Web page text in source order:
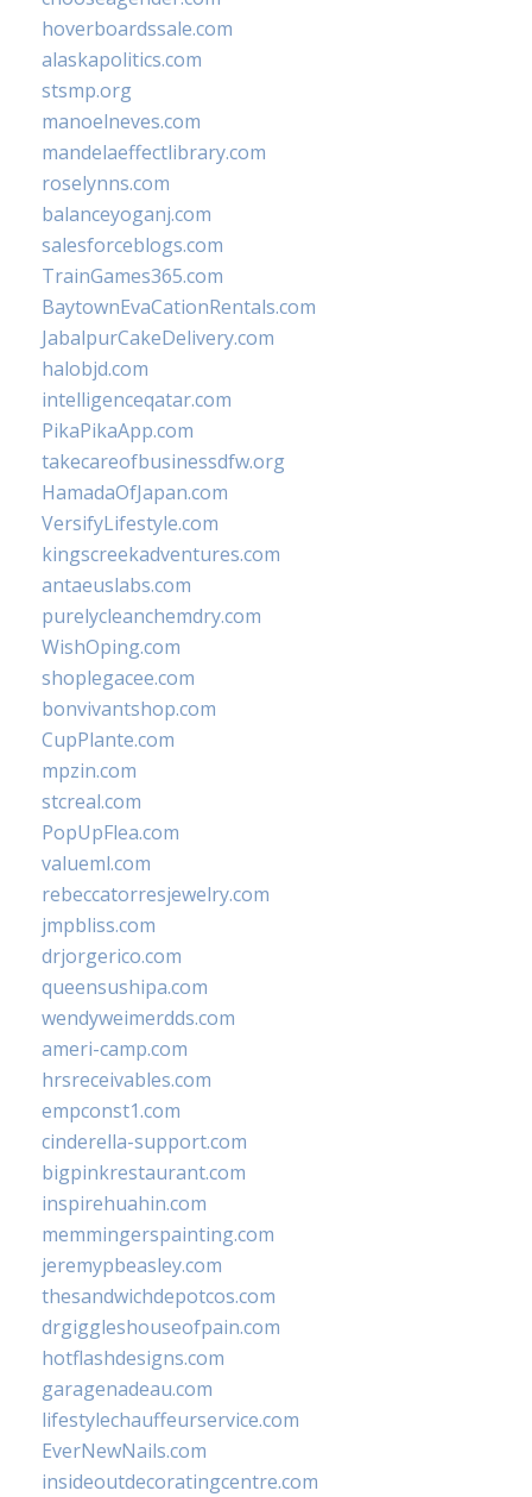
hoverboardssale.com
alaskapolitics.com
stsmp.org
manoelneves.com
mandelaeffectlibrary.com
roselynns.com
balanceyoganj.com
salesforceblogs.com
TrainGames365.com
BaytownEvaCationRentals.com
JabalpurCakeDelivery.com
halobjd.com
intelligenceqatar.com
PikaPikaApp.com
takecareofbusinessdfw.org
HamadaOfJapan.com
VersifyLifestyle.com
kingscreekadventures.com
antaeuslabs.com
purelycleanchemdry.com
WishOping.com
shoplegacee.com
bonvivantshop.com
CupPlante.com
mpzin.com
stcreal.com
PopUpFlea.com
valueml.com
rebeccatorresjewelry.com
jmpbliss.com
drjorgerico.com
queensushipa.com
wendyweimerdds.com
ameri-camp.com
hrsreceivables.com
empconst1.com
cinderella-support.com
bigpinkrestaurant.com
inspirehuahin.com
memmingerspainting.com
jeremypbeasley.com
thesandwichdepotcos.com
drgiggleshouseofpain.com
hotflashdesigns.com
garagenadeau.com
lifestylechauffeurservice.com
EverNewNails.com
insideoutdecoratingcentre.com